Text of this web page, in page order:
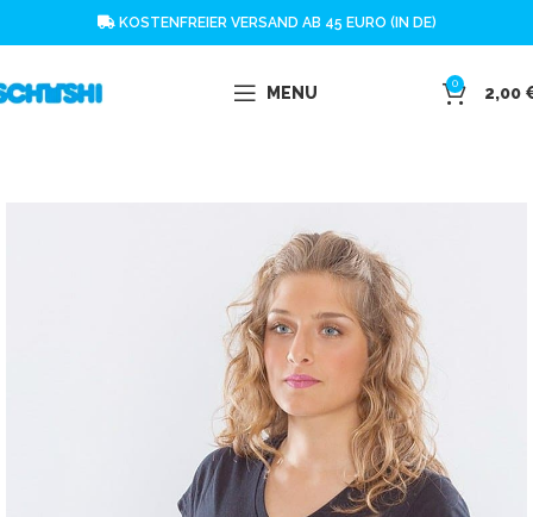
KOSTENFREIER VERSAND AB 45 EURO (IN DE)
MENU 0 2,00